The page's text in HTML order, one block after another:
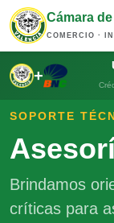
Cámara
COMERCIO ·
+
SOPORTE
Brindamos
críticas para